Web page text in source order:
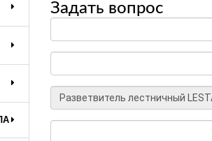
Задать вопрос